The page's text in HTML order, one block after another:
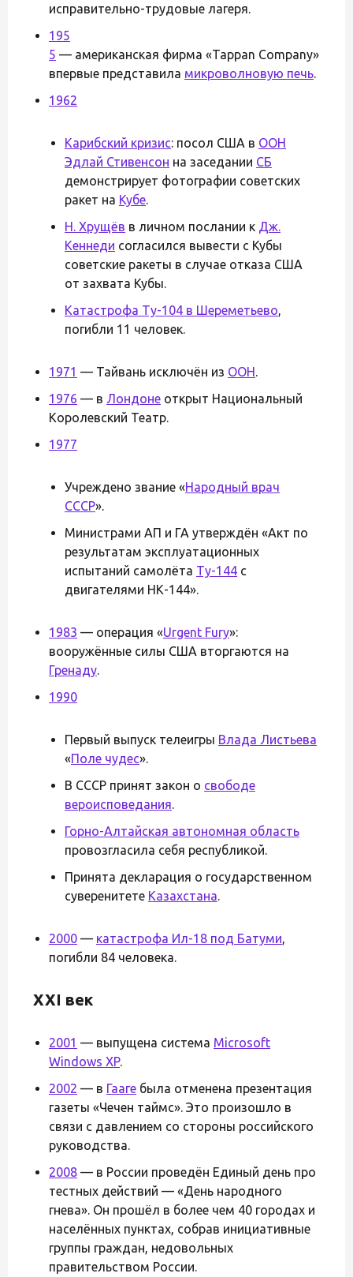
исправительно-трудовые лагеря.
195
5 — американская фирма «Tappan Company»
впервые представила микроволновую печь.
1962
Карибский кризис: посол США в ООН
Эдлай Стивенсон на заседании СБ
демонстрирует фотографии советских
ракет на Кубе.
Н. Хрущёв в личном послании к Дж.
Кеннеди согласился вывести с Кубы
советские ракеты в случае отказа США
от захвата Кубы.
Катастрофа Ту-104 в Шереметьево,
погибли 11 человек.
1971 — Тайвань исключён из ООН.
1976 — в Лондоне открыт Национальный
Королевский Театр.
1977
Учреждено звание «Народный врач
СССР».
Министрами АП и ГА утверждён «Акт по
результатам эксплуатационных
испытаний самолёта Ту-144 с
двигателями НК-144».
1983 — операция «Urgent Fury»:
вооружённые силы США вторгаются на
Гренаду.
1990
Первый выпуск телеигры Влада Листьева
«Поле чудес».
В СССР принят закон о свободе
вероисповедания.
Горно-Алтайская автономная область
провозгласила себя республикой.
Принята декларация о государственном
суверенитете Казахстана.
2000 — катастрофа Ил-18 под Батуми,
погибли 84 человека.
XXI век
2001 — выпущена система Microsoft
Windows XP.
2002 — в Гааге была отменена презентация
газеты «Чечен таймс». Это произошло в
связи с давлением со стороны российского
руководства.
2008 — в России проведён Единый день про
тестных действий — «День народного
гнева». Он прошёл в более чем 40 городах и
населённых пунктах, собрав инициативные
группы граждан, недовольных
правительством России.